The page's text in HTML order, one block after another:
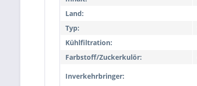
Land:
Typ:
Kühlfiltration:
Farbstoff/Zuckerkulör:
Inverkehrbringer: